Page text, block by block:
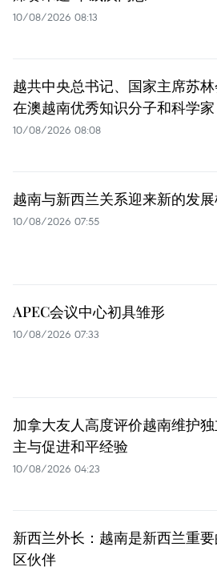
10/08/2026 08:13
越共中央总书记、国家主席苏
在澳越南优秀知识分子和科学家
10/08/2026 08:08
越南与新西兰关系迎来新的发
10/08/2026 07:55
APEC会议中心初具雏形
10/08/2026 07:33
加拿大友人高度评价越南维护独
主与促进和平经验
10/08/2026 04:23
新西兰外长：越南是新西兰重
区伙伴